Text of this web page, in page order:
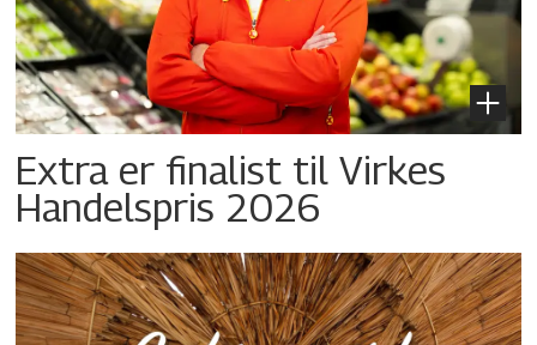
Extra er finalist til Virkes
Handelspris 2026